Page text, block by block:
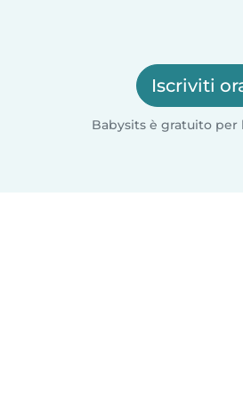
Iscriviti
Babysits è gratuito per